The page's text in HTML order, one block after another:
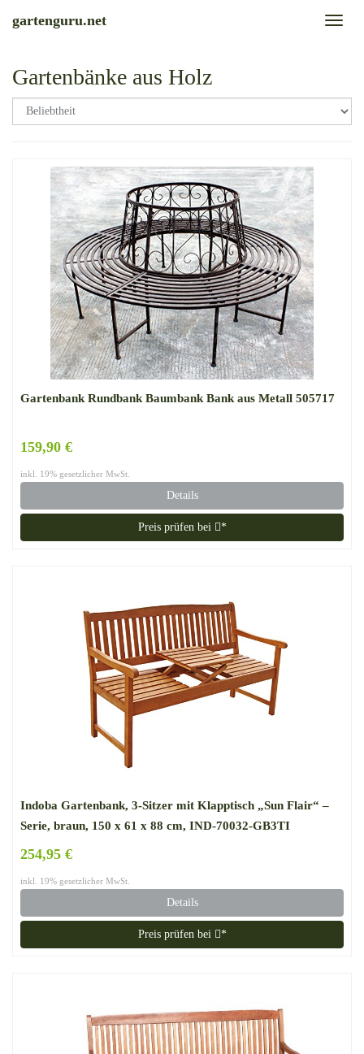
Toggle
gartenguru.net
Gartenbänke aus Holz
Gartenbank Rundbank Baumbank Bank aus Metall 505717
159,90 €
inkl. 19% gesetzlicher MwSt.
Details
Preis prüfen bei *
Indoba Gartenbank, 3-Sitzer mit Klapptisch „Sun Flair“ –
Serie, braun, 150 x 61 x 88 cm, IND-70032-GB3TI
254,95 €
inkl. 19% gesetzlicher MwSt.
Details
Preis prüfen bei *